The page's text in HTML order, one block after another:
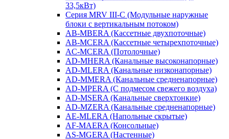
33,5кВт)
Серия MRV III-C (Модульные наружные
блоки с вертикальным потоком)
AB-MBERA (Кассетные двухпоточные)
AB-MCERA (Кассетные четырехпоточные)
AС-MСERA (Потолочные)
AD-MHERA (Канальные высоконапорные)
AD-MLERA (Канальные низконапорные)
AD-MMERA (Канальные средненапорные)
AD-MPERA (С подмесом свежего воздуха)
AD-MSERA (Канальные сверхтонкие)
AD-MZERA (Канальные средненапорные)
AE-MLERA (Напольные скрытые)
AF-MAERA (Консольные)
AS-MGERA (Настенные)